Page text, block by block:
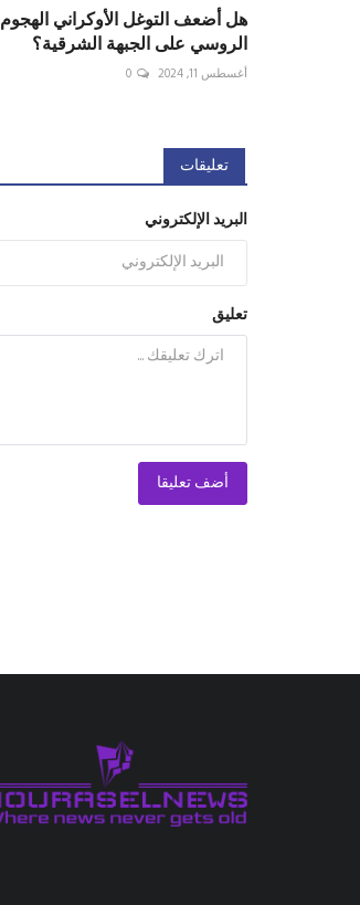
هل أضعف التوغل الأوكراني الهجوم
الروسي على الجبهة الشرقية؟
أغسطس 11, 2024 0
تعليقات
البريد الإلكتروني
تعليق
أضف تعليقا